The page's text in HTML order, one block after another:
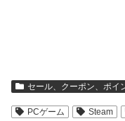
セール、クーポン、ポイ
PCゲーム Steam